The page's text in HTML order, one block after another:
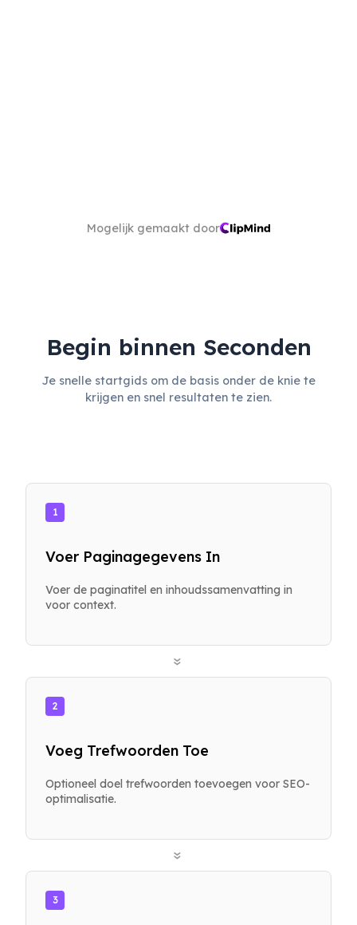
Mogelijk gemaakt door
Begin binnen Seconden
Je snelle startgids om de basis onder de knie te
krijgen en snel resultaten te zien.
1
Voer Paginagegevens In
Voer de paginatitel en inhoudssamenvatting in
voor context.
»
2
Voeg Trefwoorden Toe
Optioneel doel trefwoorden toevoegen voor SEO-
optimalisatie.
»
3